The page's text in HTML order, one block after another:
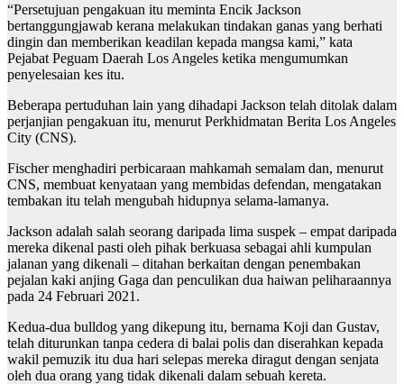
“Persetujuan pengakuan itu meminta Encik Jackson
bertanggungjawab kerana melakukan tindakan ganas yang berhati
dingin dan memberikan keadilan kepada mangsa kami,” kata
Pejabat Peguam Daerah Los Angeles ketika mengumumkan
penyelesaian kes itu.
Beberapa pertuduhan lain yang dihadapi Jackson telah ditolak dalam
perjanjian pengakuan itu, menurut Perkhidmatan Berita Los Angeles
City (CNS).
Fischer menghadiri perbicaraan mahkamah semalam dan, menurut
CNS, membuat kenyataan yang membidas defendan, mengatakan
tembakan itu telah mengubah hidupnya selama-lamanya.
Jackson adalah salah seorang daripada lima suspek – empat daripada
mereka dikenal pasti oleh pihak berkuasa sebagai ahli kumpulan
jalanan yang dikenali – ditahan berkaitan dengan penembakan
pejalan kaki anjing Gaga dan penculikan dua haiwan peliharaannya
pada 24 Februari 2021.
Kedua-dua bulldog yang dikepung itu, bernama Koji dan Gustav,
telah diturunkan tanpa cedera di balai polis dan diserahkan kepada
wakil pemuzik itu dua hari selepas mereka diragut dengan senjata
oleh dua orang yang tidak dikenali dalam sebuah kereta.